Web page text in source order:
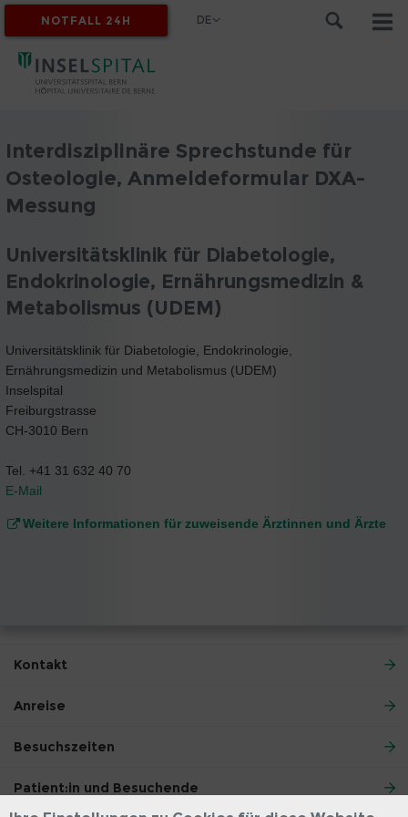
MYINSEL
NOTFALL 24H DE
Interdisziplinäre Sprechstunde für
Osteologie, Anmeldeformular DXA-
Messung
Universitätsklinik für Diabetologie,
Endokrinologie, Ernährungsmedizin &
Metabolismus (UDEM)
Universitätsklinik für Diabetologie, Endokrinologie,
Ernährungsmedizin und Metabolismus (UDEM)
Inselspital
Freiburgstrasse
CH-3010 Bern
Tel. +41 31 632 40 70
E-Mail
Weitere Informationen für zuweisende Ärztinnen und Ärzte
Kontakt
Anreise
Besuchszeiten
Patient:in und Besuchende